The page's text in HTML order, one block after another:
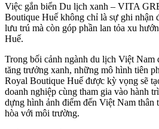
Việc gắn biển Du lịch xanh – VITA
Boutique Huế không chỉ là sự ghi nhận
lưu trú mà còn góp phần lan tỏa xu
Huế.
Trong bối cảnh ngành du lịch Việt Nam
tăng trưởng xanh, những mô hình tiên
Royal Boutique Huế được kỳ vọng sẽ
doanh nghiệp cùng tham gia vào hành
dựng hình ảnh điểm đến Việt Nam thân
hòa với môi trường.